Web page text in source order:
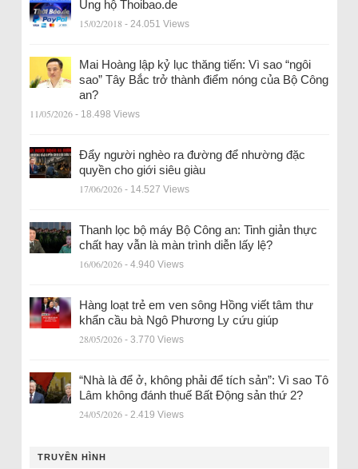
Ủng hộ Thoibao.de
15/02/2018 - 24.051 Views
Mai Hoàng lập kỷ lục thăng tiến: Vì sao “ngôi
sao” Tây Bắc trở thành điểm nóng của Bộ Công
an?
11/05/2026 - 18.498 Views
Đẩy người nghèo ra đường để nhường đặc
quyền cho giới siêu giàu
17/06/2026 - 14.527 Views
Thanh lọc bộ máy Bộ Công an: Tinh giản thực
chất hay vẫn là màn trình diễn lấy lệ?
16/06/2026 - 4.940 Views
Hàng loạt trẻ em ven sông Hồng viết tâm thư
khẩn cầu bà Ngô Phương Ly cứu giúp
28/05/2026 - 3.770 Views
“Nhà là để ở, không phải để tích sản”: Vì sao Tô
Lâm không đánh thuế Bất Động sản thứ 2?
24/05/2026 - 2.419 Views
TRUYỀN HÌNH